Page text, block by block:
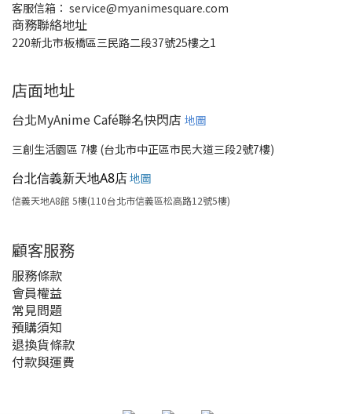
客服信箱： service@myanimesquare.com
商務聯絡地址
220新北市板橋區三民路二段37號25樓之1
店面地址
台北MyAnime Café聯名快閃店 地圖
三創生活園區 7樓 (台北市中正區市民大道三段2號7樓)
台北信義新天地A8店地圖
信義天地A8館 5樓(110台北市信義區松高路12號5樓)
顧客服務
服務條款
會員權益
常見問題
預購須知
退換貨條款
付款與運費